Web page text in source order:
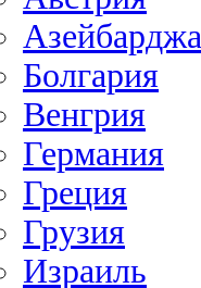
Болгария
Венгрия
Германия
Греция
Грузия
Израиль